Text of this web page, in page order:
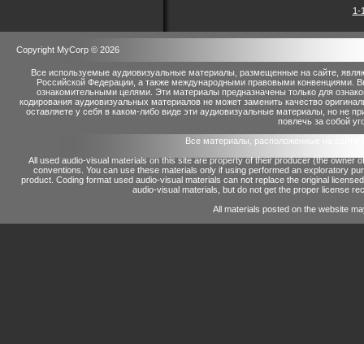
1-
Copyright MyCorp © 2026
Все используемые аудиовизуальные материалы, размещенные на сайте,
Российской Федерации, а также международными правовыми конвенциями.
ознакомительными целями. Эти материалы предназначены только для
кодирования аудиовизуальных материалов не может заменить качество
оставляете у себя в каком-либо виде эти аудиовизуальные материалы, но не
повлечь за собой
Все материалы, расположенные на сайте
All used audio-visual materials on this site are property of their producer (the owner
conventions. You can use these materials only if using performed an exploratory
product. Coding format used audio-visual materials can not replace the original
audio-visual materials, but do not get the proper license
All materials posted on the website